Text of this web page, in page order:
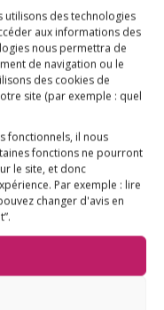
utilisons des technologies
aux informations des
nous permettra de
de navigation ou le
des cookies de
site (par exemple : quel
fonctionnels, il nous
fonctions ne pourront
le site, et donc
Par exemple : lire
changer d'avis en